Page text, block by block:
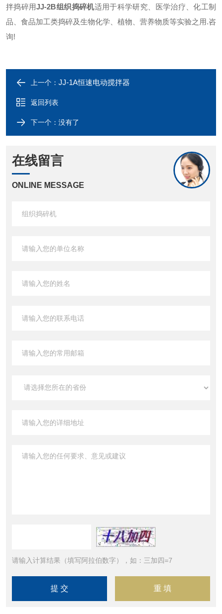
拌捣碎用JJ-2B组织捣碎机适用于科学研究、医学治疗、化工制
品、食品加工类捣碎及生物化学、植物、营养物质等实验之用.咨
询!
上一个： JJ-1A恒速电动搅拌器
返回列表
下一个：没有了
在线留言
ONLINE MESSAGE
请输入计算结果（填写阿拉伯数字），如：三加四=7